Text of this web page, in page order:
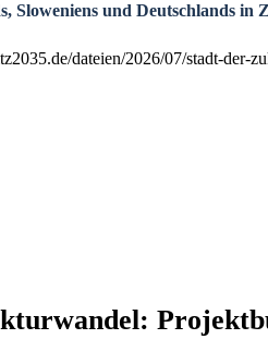
Sloweniens und Deutschlands in
dateien/2026/07/stadt-der-